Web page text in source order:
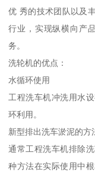
优 秀的技术团队以及
行业，实现纵横向产
务。
洗轮机的优点：
水循环使用
工程洗车机冲洗用水
环利用。
新型排出洗车淤泥的方
通常工程洗车机排除
种方法在实际使用中